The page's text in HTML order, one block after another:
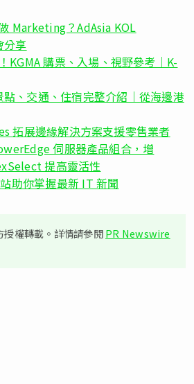
Marketing？AdAsia KOL
分享
KGMA 購票、入場、視野參考｜K-
、交通、住宿完整介紹｜從海邊港
拓展邊緣解決方案支援零售業者
伺服器產品組合，增
提高靈活性
助你掌握最新 IT 新聞
授權轉載。詳情請參閱PR Newswire